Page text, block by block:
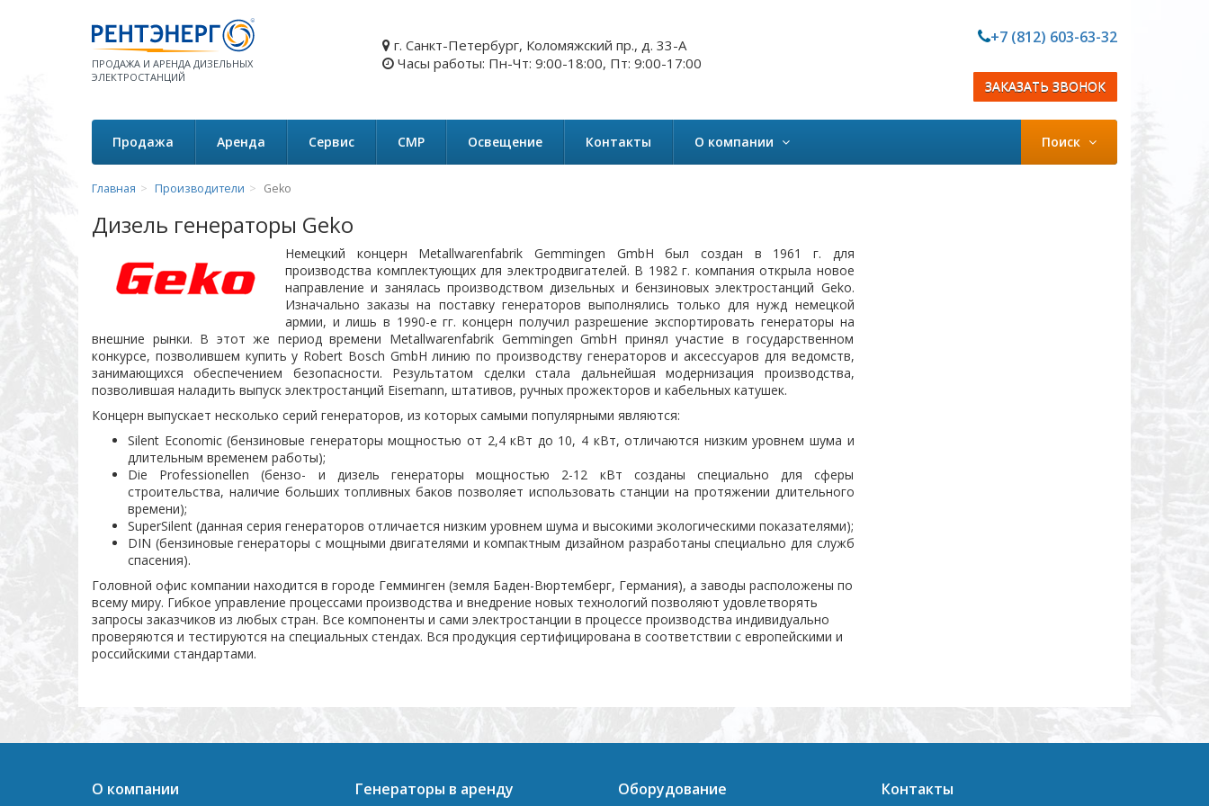
ПРОДАЖА И АРЕНДА ДИЗЕЛЬНЫХ
ЭЛЕКТРОСТАНЦИЙ
г. Санкт-Петербург, Коломяжский пр., д. 33-А
Часы работы: Пн-Чт: 9:00-18:00, Пт: 9:00-17:00
+7 (812) 603-63-32
ЗАКАЗАТЬ ЗВОНОК
Продажа Аренда Сервис СМР Освещение Контакты О компании Поиск
Главная Производители Geko
Дизель генераторы Geko
Немецкий концерн Metallwarenfabrik Gemmingen GmbH был создан в 1961 г. для
производства комплектующих для электродвигателей. В 1982 г. компания открыла новое
направление и занялась производством дизельных и бензиновых электростанций Geko.
Изначально заказы на поставку генераторов выполнялись только для нужд немецкой
армии, и лишь в 1990-е гг. концерн получил разрешение экспортировать генераторы на
внешние рынки. В этот же период времени Metallwarenfabrik Gemmingen GmbH принял участие в государственном
конкурсе, позволившем купить у Robert Bosch GmbH линию по производству генераторов и аксессуаров для ведомств,
занимающихся обеспечением безопасности. Результатом сделки стала дальнейшая модернизация производства,
позволившая наладить выпуск электростанций Eisemann, штативов, ручных прожекторов и кабельных катушек.
Концерн выпускает несколько серий генераторов, из которых самыми популярными являются:
Silent Economic (бензиновые генераторы мощностью от 2,4 кВт до 10, 4 кВт, отличаются низким уровнем шума и
длительным временем работы);
Die Professionellen (бензо- и дизель генераторы мощностью 2-12 кВт созданы специально для сферы
строительства, наличие больших топливных баков позволяет использовать станции на протяжении длительного
времени);
SuperSilent (данная серия генераторов отличается низким уровнем шума и высокими экологическими показателями);
DIN (бензиновые генераторы с мощными двигателями и компактным дизайном разработаны специально для служб
спасения).
Головной офис компании находится в городе Гемминген (земля Баден-Вюртемберг, Германия), а заводы расположены по
всему миру. Гибкое управление процессами производства и внедрение новых технологий позволяют удовлетворять
запросы заказчиков из любых стран. Все компоненты и сами электростанции в процессе производства индивидуально
проверяются и тестируются на специальных стендах. Вся продукция сертифицирована в соответствии с европейскими и
российскими стандартами.
О компании Генераторы в аренду Оборудование Контакты